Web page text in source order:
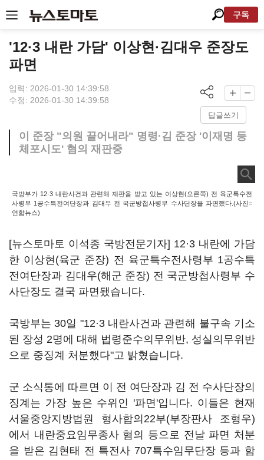
구독
'12·3 내란 가담' 이상현·김대우 준장도
파면
입력: 2026-01-30 14:39:58
수정: 2026-01-30 14:39:58
답글쓰기
이 준장 "의원 끌어내라" 명령·김 준장 '이재명 등
체포시도' 혐의 재판중
국방부가 12·3 내란사건과 관련해 재판을 받고 있는 이상현(오른쪽) 전 육군특수전
사령부 1공수특전여단장과 김대우 전 국군방첩사령부 수사단장을 파면했다.(사진=
연합뉴스)
[뉴스토마토 이석종 국방전문기자] 12·3 내란에 가담
한 이상현(육군 준장) 전 육군특수전사령부 1공수특
전여단장과 김대우(해군 준장) 전 국군방첩사령부 수
사단장도 결국 파면됐습니다.
국방부는 30일 "12·3 내란사건과 관련해 불구속 기소
된 장성 2명에 대해 법령준수의무위반, 성실의무위반
으로 중징계 처분했다"고 밝혔습니다.
군 소식통에 따르면 이 전 여단장과 김 전 수사단장의
징계는 가장 높은 수위인 '파면'입니다. 이들은 현재
서울중앙지방법원 형사합의22부(부장판사 조형우)
에서 내란중요임무종사 혐의 등으로 전날 파면 처분
을 받은 김현태 전 특전사 707특수임무단장 등과 함